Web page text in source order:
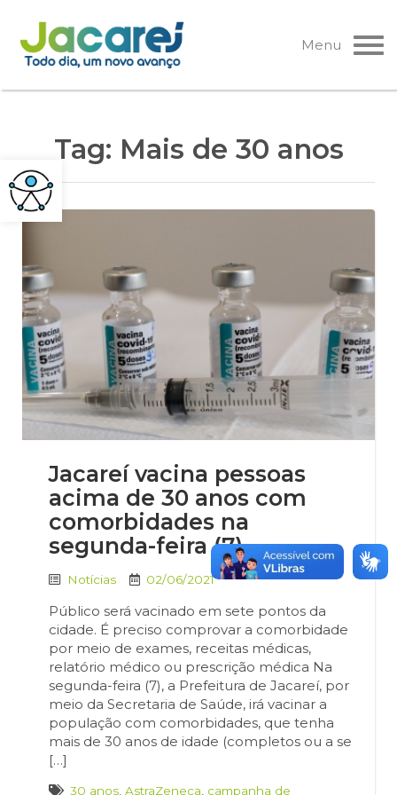
Pular
para
o
Menu
Tag: Mais de 30 anos
Jacareí vacina pessoas
acima de 30 anos com
comorbidades na
segunda-feira (7)
Notícias 02/06/2021
Público será vacinado em sete pontos da
cidade. É preciso comprovar a comorbidade
por meio de exames, receitas médicas,
relatório médico ou prescrição médica Na
segunda-feira (7), a Prefeitura de Jacareí, por
meio da Secretaria de Saúde, irá vacinar a
população com comorbidades, que tenha
mais de 30 anos de idade (completos ou a se
[…]
30 anos AstraZeneca campanha de